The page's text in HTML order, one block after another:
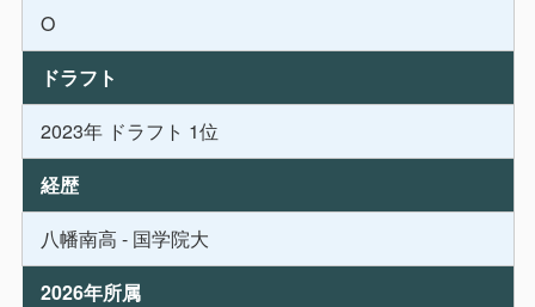
O
ドラフト
2023年 ドラフト 1位
経歴
八幡南高 - 国学院大
2026年所属